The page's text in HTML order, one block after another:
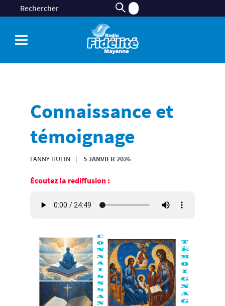
Connaissance et
témoignage
FANNY HULIN 5 JANVIER 2026
Écoutez la rediffusion :